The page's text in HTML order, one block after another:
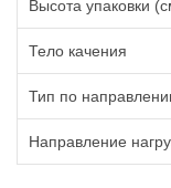
Высота упаковки
Тело качения
Тип по
Направление